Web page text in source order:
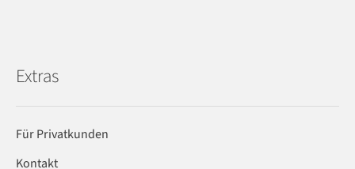
Extras
Für Privatkunden
Kontakt